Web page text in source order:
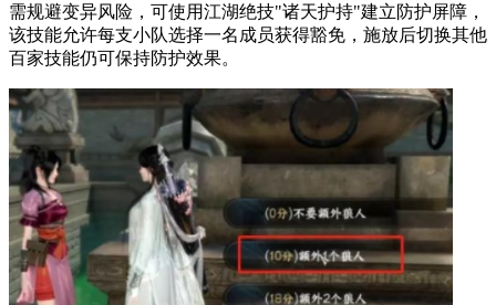
需规避变异风险，可使用江湖绝技"诸天护持"建立防护屏障，
该技能允许每支小队选择一名成员获得豁免，施放后切换其他
百家技能仍可保持防护效果。